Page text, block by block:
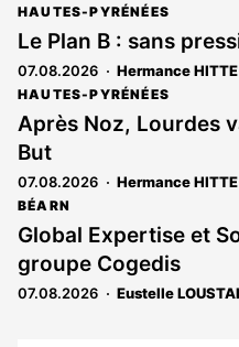
HAUTES-PYRÉNÉES
Le Plan B : sans
07.08.2026 Hermance HITTE
HAUTES-PYRÉNÉES
Après Noz, Lourdes
But
07.08.2026 Hermance HITTE
BÉARN
Global Expertise et
groupe Cogedis
07.08.2026 Eustelle